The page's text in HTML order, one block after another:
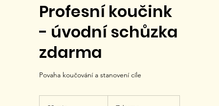
Profesní koučink
- úvodní schůzka
zdarma
Povaha koučování a stanovení cíle